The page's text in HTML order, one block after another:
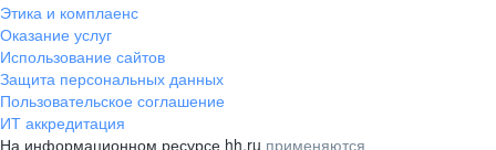
Этика и комплаенс
Оказание услуг
Использование сайтов
Защита персональных данных
Пользовательское соглашение
ИТ аккредитация
На информационном ресурсе hh.ru применяются